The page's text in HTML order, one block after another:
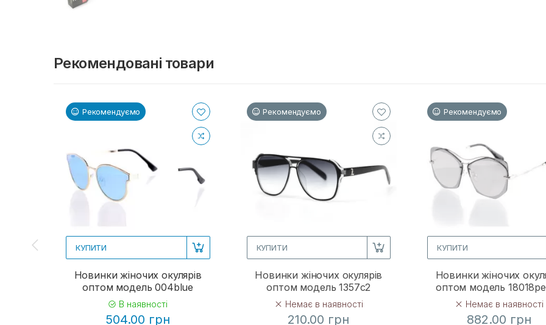
Рекомендовані товари
Рекомендуємо
КУПИТИ
Новинки жіночих окулярів
оптом модель 004blue
В наявності
504.00 грн
Рекомендуємо
КУПИТИ
Новинки жіночих окулярів
оптом модель 1357c2
Немає в наявності
210.00 грн
Рекомендуємо
КУПИТИ
Новинки жіночих
оптом модель
Немає в наявності
882.00 грн